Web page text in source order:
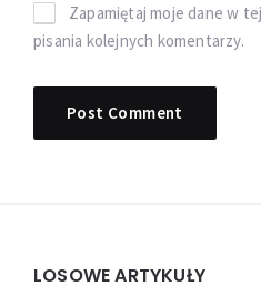
Zapamiętaj moje dane w
pisania kolejnych komentarzy.
Widgets
LOSOWE ARTYKUŁY